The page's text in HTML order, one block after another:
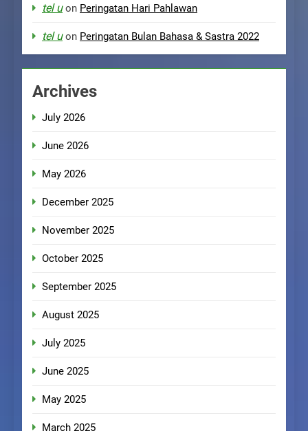
tel uon Peringatan Hari Pahlawan
tel uon Peringatan Bulan Bahasa & Sastra 2022
Archives
July 2026
June 2026
May 2026
December 2025
November 2025
October 2025
September 2025
August 2025
July 2025
June 2025
May 2025
March 2025